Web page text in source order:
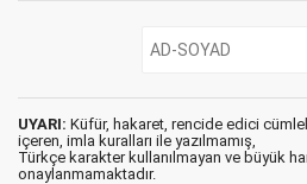
UYARI: Küfür, hakaret, rencide edici
içeren, imla kuralları ile yazılmamış,
Türkçe karakter kullanılmayan ve büyük
onaylanmamaktadır.